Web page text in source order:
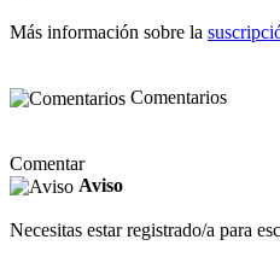
Más información sobre la
Comentarios
Comentar
Aviso
Necesitas estar registrado/a para